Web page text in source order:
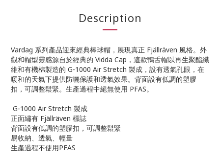
Description
Vardag 系列產品迎來經典棒球帽，展現真正 Fjällräven 風格。外
觀和帽型靈感源自於經典的 Vidda Cap，這款鴨舌帽以再生聚酯纖
維和有機棉製造的 G-1000 Air Stretch 製成，設有透氣孔眼，在
暖和的天氣下提供防曬保護和透氣效果。背面設有低調的塑膠
扣，可調整鬆緊。生產過程中絕無使用 PFAS。
G-1000 Air Stretch 製成
正面繡有 Fjällräven 標誌
背面設有低調的塑膠扣，可調整鬆緊
易收納、透氣、輕量
生產過程不使用PFAS